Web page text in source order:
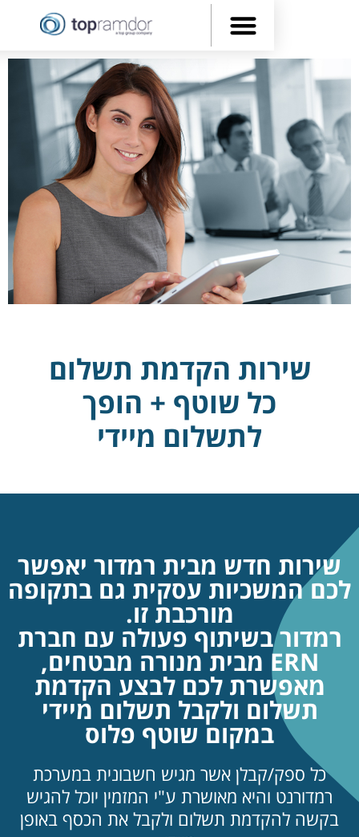
שירות הקדמת תשלום
כל שוטף + הופך
לתשלום מיידי
חדש מבית רמדור יאפשר
המשכיות עסקית גם בתקופה
מורכבת זו.
בשיתוף פעולה עם חברת
ERN מבית מנורה מבטחים,
לכם לבצע הקדמת
ולקבל תשלום מיידי
במקום שוטף פלוס
ספק/קבלן אשר מגיש חשבונית במערכת
והיא מאושרת ע"י המזמין יוכל להגיש
להקדמת תשלום ולקבל את הכסף באופן